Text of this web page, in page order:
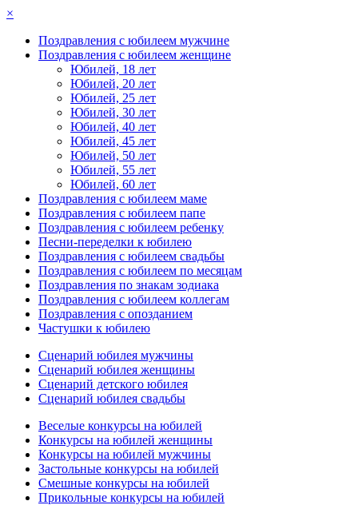
×
Поздравления с юбилеем мужчине
Поздравления с юбилеем женщине
Юбилей, 18 лет
Юбилей, 20 лет
Юбилей, 25 лет
Юбилей, 30 лет
Юбилей, 40 лет
Юбилей, 45 лет
Юбилей, 50 лет
Юбилей, 55 лет
Юбилей, 60 лет
Поздравления с юбилеем маме
Поздравления с юбилеем папе
Поздравления с юбилеем ребенку
Песни-переделки к юбилею
Поздравления с юбилеем свадьбы
Поздравления с юбилеем по месяцам
Поздравления по знакам зодиака
Поздравления с юбилеем коллегам
Поздравления с опозданием
Частушки к юбилею
Сценарий юбилея мужчины
Сценарий юбилея женщины
Сценарий детского юбилея
Сценарий юбилея свадьбы
Веселые конкурсы на юбилей
Конкурсы на юбилей женщины
Конкурсы на юбилей мужчины
Застольные конкурсы на юбилей
Смешные конкурсы на юбилей
Прикольные конкурсы на юбилей